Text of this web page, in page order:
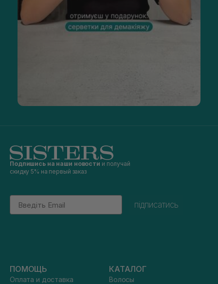
Подпишись на наши новости и получай
скидку 5% на первый заказ
Email
підписатись
ПОМОЩЬ
Оплата и доставка
КАТАЛОГ
Волосы